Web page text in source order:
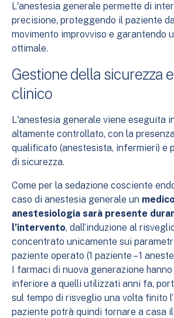
L'anestesia generale permette di
precisione, proteggendo il paziente
movimento improvviso e garantendo
ottimale.
Gestione della sicurezza
clinico
L'anestesia generale viene eseguita
altamente controllato, con la
qualificato (anestesista, infermieri) e
di sicurezza.
Come per la sedazione cosciente
caso di anestesia generale un
anestesiologia sarà presente
l’intervento, dall’induzione al
concentrato unicamente sui
paziente operato (1 paziente – 1
I farmaci di nuova generazione
inferiore a quelli utilizzati anni fa,
sul tempo di risveglio una volta finito
paziente potrà quindi tornare a casa